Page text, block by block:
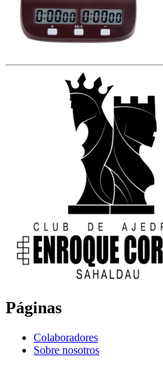
Páginas
Colaboradores
Sobre nosotros